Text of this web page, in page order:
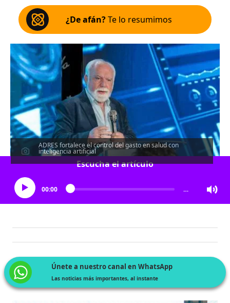
¿De afán?Te lo resumimos
ADRES fortalece el control del gasto en salud con
inteligencia artificial
Escucha el artículo
00:00 …
Únete a nuestro canal en WhatsApp
Las noticias más importantes, al instante